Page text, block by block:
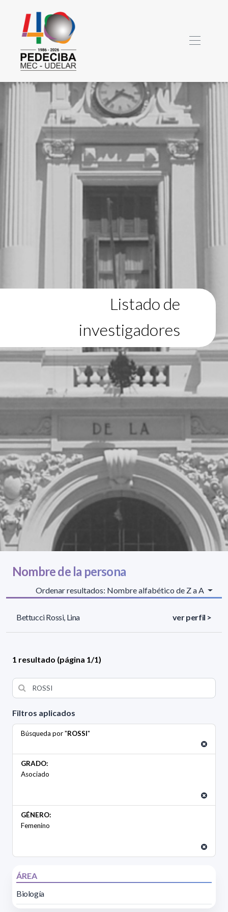
Listado de
investigadores
Filtros aplicados
Búsqueda por "ROSSI"
GRADO:
Asociado
GÉNERO:
Femenino
ÁREA
Biología
Nombre de la persona
Ordenar resultados: Nombre alfabético de Z a A
Bettucci Rossi, Lina ver perfil >
1 resultado (página 1/1)